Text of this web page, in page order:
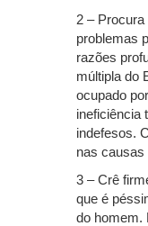
2 –
problemas
razões
múltipla do
ocupado
ineficiência
indefesos.
nas causas
3 – Crê
que é
do homem.